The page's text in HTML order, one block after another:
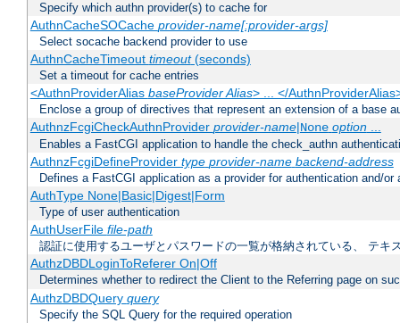
Specify which authn provider(s) to cache for
AuthnCacheSOCache provider-name[:provider-args]
Select socache backend provider to use
AuthnCacheTimeout timeout(seconds)
Set a timeout for cache entries
<AuthnProviderAlias baseProvider Alias> ... </
Enclose a group of directives that represent an extension of a base
AuthnzFcgiCheckAuthnProvider provider-name|None option...
Enables a FastCGI application to handle the check_authn
AuthnzFcgiDefineProvider type provider-name backend-address
Defines a FastCGI application as a provider for authentication and/or
AuthType None|Basic|Digest|Form
Type of user authentication
AuthUserFile file-path
認証に使用するユーザとパスワードの一覧が格納されている、 テキ
AuthzDBDLoginToReferer On|Off
Determines whether to redirect the Client to the Referring page on
AuthzDBDQuery query
Specify the SQL Query for the required operation